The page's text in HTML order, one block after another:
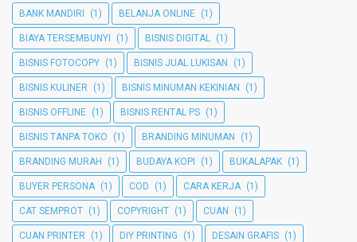
BANK MANDIRI (1) BELANJA ONLINE (1)
BIAYA TERSEMBUNYI (1) BISNIS DIGITAL (1)
BISNIS FOTOCOPY (1) BISNIS JUAL LUKISAN (1)
BISNIS KULINER (1) BISNIS MINUMAN KEKINIAN (1)
BISNIS OFFLINE (1) BISNIS RENTAL PS (1)
BISNIS TANPA TOKO (1) BRANDING MINUMAN (1)
BRANDING MURAH (1) BUDAYA KOPI (1) BUKALAPAK (1)
BUYER PERSONA (1) COD (1) CARA KERJA (1)
CAT SEMPROT (1) COPYRIGHT (1) CUAN (1)
CUAN PRINTER (1) DIY PRINTING (1) DESAIN GRAFIS (1)